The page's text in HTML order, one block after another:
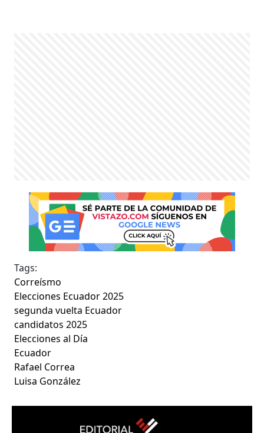
Tags:
Correísmo
Elecciones Ecuador 2025
segunda vuelta Ecuador
candidatos 2025
Elecciones al Día
Ecuador
Rafael Correa
Luisa González